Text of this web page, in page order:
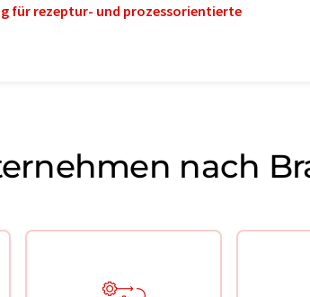
für rezeptur- und prozessorientierte
nach